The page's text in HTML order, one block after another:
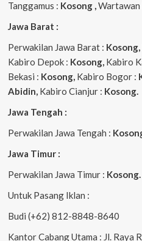
Tanggamus : Kosong ,Wartawan
Jawa Barat :
Perwakilan Jawa Barat : Kosong,
Kabiro Depok : Kosong,Kabiro
Bekasi : Kosong,Kabiro Bogor :
Abidin,Kabiro Cianjur : Kosong.
Jawa Tengah :
Perwakilan Jawa Tengah :
Jawa Timur :
Perwakilan Jawa Timur : Kosong.
Untuk Pasang Iklan :
Budi (+62) 812-8848-8640
Kantor Cabang Utama : Jl. Raya